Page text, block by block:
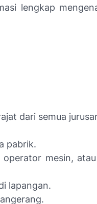
lengkap
dari semua
pabrik.
operator mesin,
lapangan.